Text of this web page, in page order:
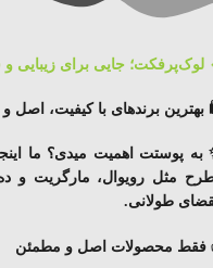
لوک‌پرفکت؛ جایی برای زیبایی
برندهای با کیفیت، اصل و
به پوستت اهمیت میدی؟ ما
مثل رویوال، مارگریت و
طولانی.
فقط محصولات اصل و مطمئن